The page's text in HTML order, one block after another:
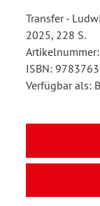
Transfer -
2025, 228 S.
ISBN:
Verfügbar als: